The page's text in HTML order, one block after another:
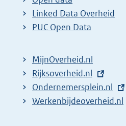
e
r
l
i
n
k
Linked Data Overheid
PUC Open Data
MijnOverheid.nl
E
x
t
Rijksoverheid.nl
E
x
Ondernemersplein.nl
E
Werkenbijdeoverheid.nl